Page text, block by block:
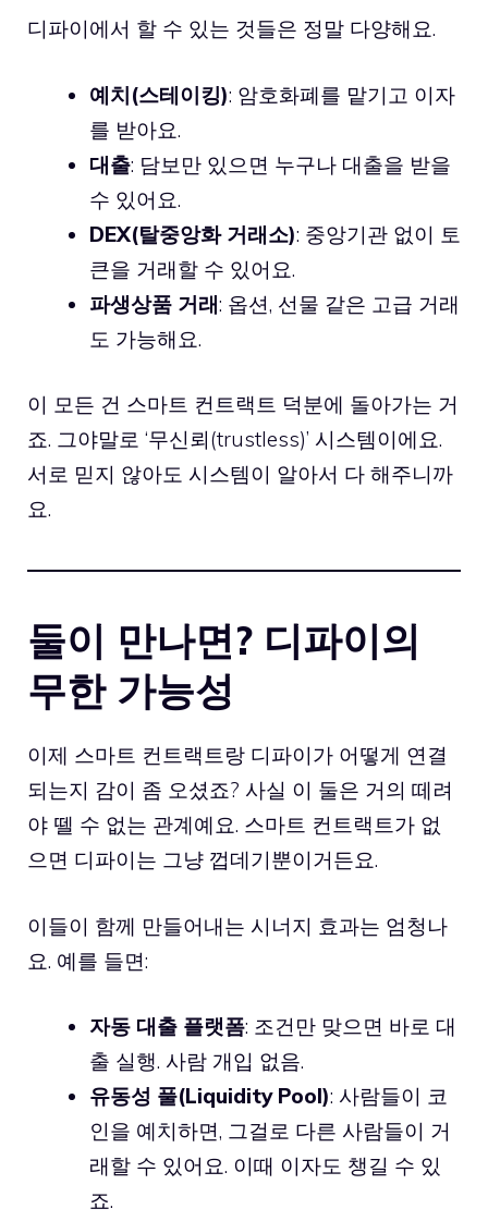
디파이에서 할 수 있는 것들은 정말 다양해요.
예치(스테이킹): 암호화폐를 맡기고 이자
를 받아요.
대출: 담보만 있으면 누구나 대출을 받을
수 있어요.
DEX(탈중앙화 거래소): 중앙기관 없이 토
큰을 거래할 수 있어요.
파생상품 거래: 옵션, 선물 같은 고급 거래
도 가능해요.
이 모든 건 스마트 컨트랙트 덕분에 돌아가는 거
죠. 그야말로 ‘무신뢰(trustless)’ 시스템이에요.
서로 믿지 않아도 시스템이 알아서 다 해주니까
요.
둘이 만나면? 디파이의
무한 가능성
이제 스마트 컨트랙트랑 디파이가 어떻게 연결
되는지 감이 좀 오셨죠? 사실 이 둘은 거의 떼려
야 뗄 수 없는 관계예요. 스마트 컨트랙트가 없
으면 디파이는 그냥 껍데기뿐이거든요.
이들이 함께 만들어내는 시너지 효과는 엄청나
요. 예를 들면:
자동 대출 플랫폼: 조건만 맞으면 바로 대
출 실행. 사람 개입 없음.
유동성 풀(Liquidity Pool): 사람들이 코
인을 예치하면, 그걸로 다른 사람들이 거
래할 수 있어요. 이때 이자도 챙길 수 있
죠.